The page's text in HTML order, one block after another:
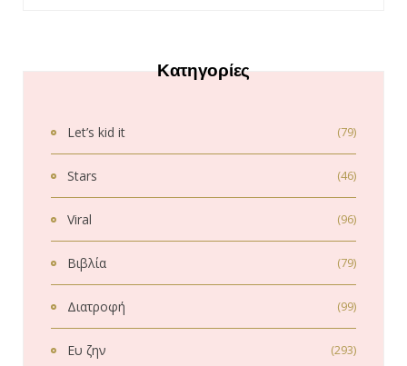
Κατηγορίες
Let’s kid it (79)
Stars (46)
Viral (96)
Βιβλία (79)
Διατροφή (99)
Ευ ζην (293)